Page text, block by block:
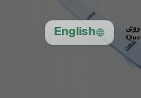
English